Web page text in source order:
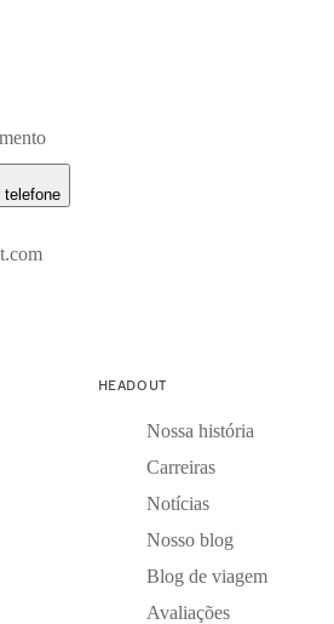
telefone
HEADOUT
Nossa história
Carreiras
Notícias
Nosso blog
Blog de viagem
Avaliações